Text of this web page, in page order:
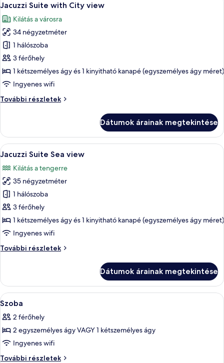
további
következő
szoba
összes
képének
megtekintése:
Jacuzzi
Suite
City
18
Jacuzzi Suite with City view
Kilátás a városra
34 négyzetméter
1 hálószoba
3 férőhely
1 kétszemélyes ágy és 1 kinyitható kanapé (egyszemélyes ágy méret)
Ingyenes wifi
További részletek
Jacuzzi
view
további
részletei
Dátumok árainak megtekintése
A
következő
szoba
összes
képének
megtekintése:
Jacuzzi
Suite
view
Egy modern szállodaszoba,
18
Jacuzzi Suite Sea view
Kilátás a tengerre
35 négyzetméter
1 hálószoba
3 férőhely
1 kétszemélyes ágy és 1 kinyitható kanapé (egyszemélyes ágy méret)
Ingyenes wifi
További részletek
Jacuzzi
további
részletei
Dátumok árainak megtekintése
A
következő
szoba
összes
képének
megtekintése:
Prémium ágynemű és laptophoz jól
6
Szoba
2 férőhely
2 egyszemélyes ágy VAGY 1 kétszemélyes ágy
Ingyenes wifi
További részletek
Szoba